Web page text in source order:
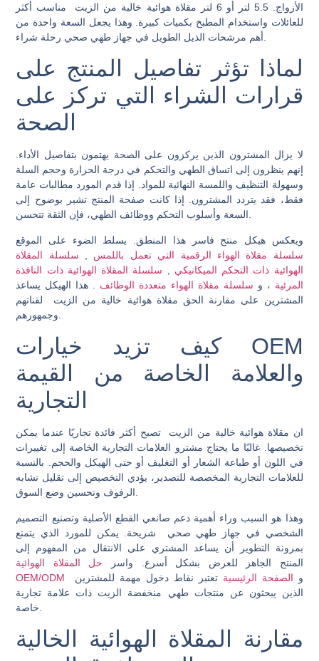
الأزواج. 5.5 لتر أو 6 لتر
مقلاة هوائية خالية من الزيت
مناسب أكثر
للعائلات واستخدام المطبخ بكميات كبيرة. وهذا يجعل السعة واحدة من
أهم مرشحات الذيل الطويل في جهاز طهي صحي
لماذا تؤثر تفاصيل المنتج على
قرارات الشراء التي تركز على
الصحة
لا يزال المشترون الذين يركزون على الصحة يهتمون بتفاصيل الأداء.
إنهم ينظرون إلى اتساق الطهي والتحكم في درجة الحرارة وحجم السلة
وسهولة التنظيف واللمسة النهائية للمواد. إذا قدم المورد مطالبات عامة
فقط، فقد يتردد المشترون. إذا كانت صفحة المنتج تشير بوضوح إلى
السعة وأسلوب التحكم ووظائف الطهي، فإن الثقة تتحسن.
ويعكس هيكل منتج فاسر هذا المنطق. يسلط الضوء على الموقع
سلسلة مقلاة الهواء الرقمية التي تعمل باللمس
سلسلة المقلاة
الهوائية ذات التحكم الميكانيكي
سلسلة المقلاة الهوائية ذات النافذة
المرئية ، و سلسلة مقلاة الهواء متعددة الوظائف
. هذا الهيكل يساعد
المشترين على مقارنة الحق مقلاة هوائية خالية من الزيت
لقناتهم
كيف تزيد خيارات OEM
والعلامة الخاصة من القيمة
ان مقلاة هوائية خالية من الزيت
تصبح أكثر فائدة تجاريًا عندما يمكن
تخصيصها. غالبًا ما يحتاج مشترو العلامات التجارية الخاصة إلى تغييرات
في اللون أو طباعة الشعار أو التغليف أو حتى الهيكل والحجم. بالنسبة
للعلامات التجارية المخصصة للتصدير، يؤدي التخصيص إلى تقليل تشابه
وهذا هو السبب وراء أهمية دعم صانعي القطع الأصلية وتصنيع التصميم
الشخصي في جهاز طهي صحي
شريحة. يمكن للمورد الذي يتمتع
بمرونة التطوير أن يساعد المشتري على الانتقال من المفهوم إلى
المنتج الجاهز للعرض بشكل أسرع. واسر حل المقلاة الهوائية
OEM/ODM
و الصفحة الرئيسية تعتبر نقاط دخول مهمة للمشترين
الذين يبحثون عن منتجات طهي منخفضة الزيت ذات علامة تجارية
مقارنة المقلاة الهوائية الخالية